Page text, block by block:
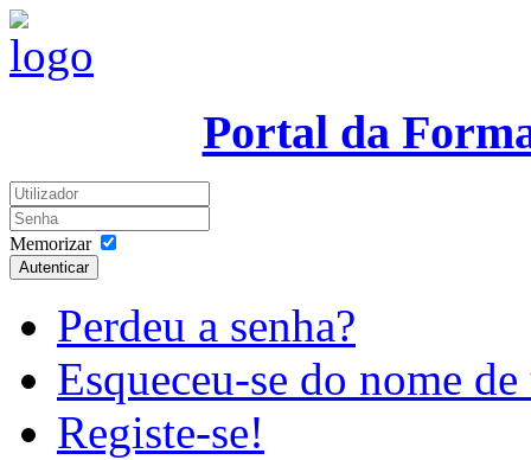
Portal da
Memorizar
Autenticar
Perdeu a senha?
Esqueceu-se do nome
Registe-se!